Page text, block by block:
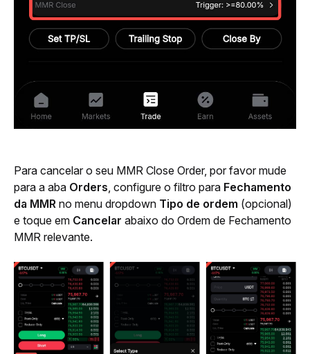
Para cancelar o seu MMR Close Order, por favor mude
para a aba Orders, configure o filtro para Fechamento
da MMR no menu dropdown Tipo de ordem (opcional)
e toque em Cancelar abaixo do Ordem de Fechamento
MMR relevante.